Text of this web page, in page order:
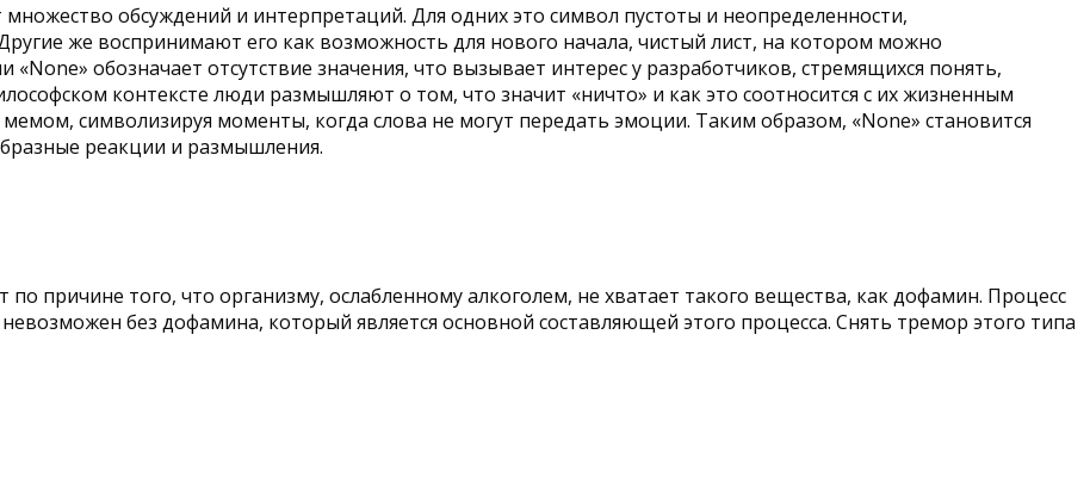
обсуждений и интерпретаций. Для одних это символ пустоты и неопределенности,
же воспринимают его как возможность для нового начала, чистый лист, на котором можно
обозначает отсутствие значения, что вызывает интерес у разработчиков, стремящихся понять,
контексте люди размышляют о том, что значит «ничто» и как это соотносится с их жизненным
символизируя моменты, когда слова не могут передать эмоции. Таким образом, «None» становится
реакции и размышления.
причине того, что организму, ослабленному алкоголем, не хватает такого вещества, как дофамин. Процесс
без дофамина, который является основной составляющей этого процесса. Снять тремор этого типа